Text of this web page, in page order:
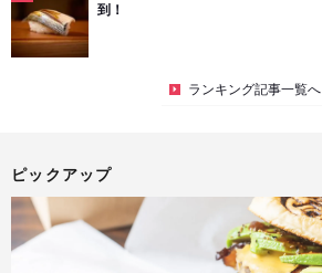
到！
ランキング記事一覧へ
ピックアップ